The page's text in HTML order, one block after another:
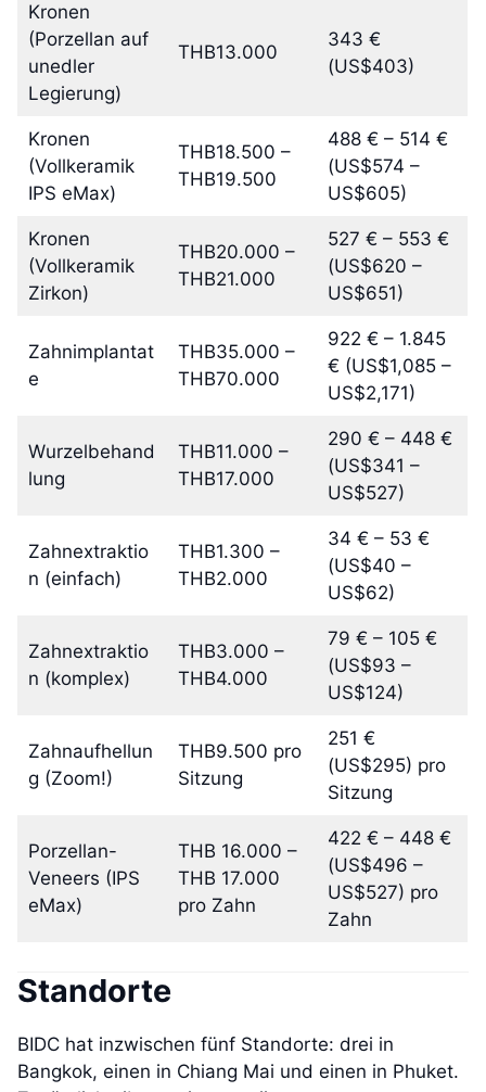
Kronen
(Porzellan auf
unedler
Legierung)
THB13.000
343 €
(US$403)
Kronen
(Vollkeramik
IPS eMax)
THB18.500 –
THB19.500
488 € – 514 €
(US$574 –
US$605)
Kronen
(Vollkeramik
Zirkon)
THB20.000 –
THB21.000
527 € – 553 €
(US$620 –
US$651)
Zahnimplantat
e
THB35.000 –
THB70.000
922 € – 1.845
€ (US$1,085 –
US$2,171)
Wurzelbehand
lung
THB11.000 –
THB17.000
290 € – 448 €
(US$341 –
US$527)
Zahnextraktio
n (einfach)
THB1.300 –
THB2.000
34 € – 53 €
(US$40 –
US$62)
Zahnextraktio
n (komplex)
THB3.000 –
THB4.000
79 € – 105 €
(US$93 –
US$124)
Zahnaufhellun
g (Zoom!)
THB9.500 pro
Sitzung
251 €
(US$295) pro
Sitzung
Porzellan-
Veneers (IPS
eMax)
THB 16.000 –
THB 17.000
pro Zahn
422 € – 448 €
(US$496 –
US$527) pro
Zahn
Standorte
BIDC hat inzwischen fünf Standorte: drei in
Bangkok, einen in Chiang Mai und einen in Phuket.